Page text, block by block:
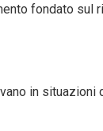
fondato
in situazioni